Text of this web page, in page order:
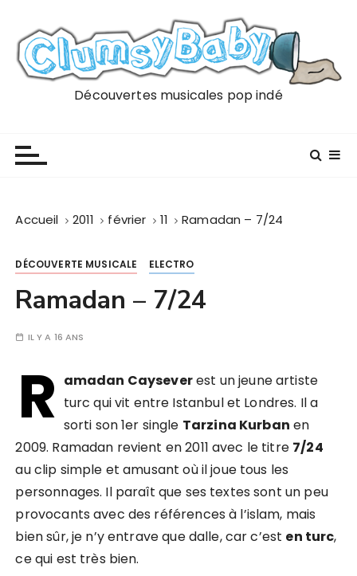
Découvertes musicales pop indé
Accueil 2011 février 11 Ramadan – 7/24
DÉCOUVERTE MUSICALE ELECTRO
Ramadan – 7/24
IL Y A 16 ANS
R amadan Cayseverest un jeune artiste
turc qui vit entre Istanbul et Londres. Il a
sorti son 1er single Tarzina Kurban en
2009. Ramadan revient en 2011 avec le titre 7/24
au clip simple et amusant où il joue tous les
personnages. Il paraît que ses textes sont un peu
provocants avec des références à l’islam, mais
bien sûr, je n’y entrave que dalle, car c’est en turc,
ce qui est très bien.